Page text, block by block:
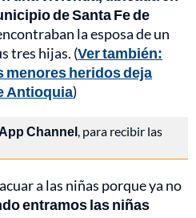
de Santa Fe de
la esposa de un
tres hijas. (Ver también:
menores heridos deja
Antioquia)
Channel , para recibir las
a las niñas porque ya no
entramos las niñas